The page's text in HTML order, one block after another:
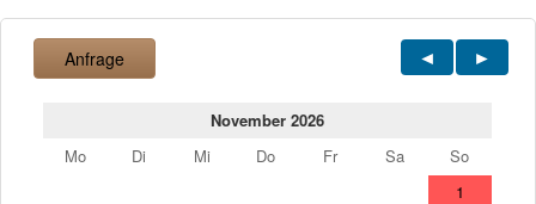
Anfrage
November 2026
Mo
Di Mi Do Fr Sa
So
1